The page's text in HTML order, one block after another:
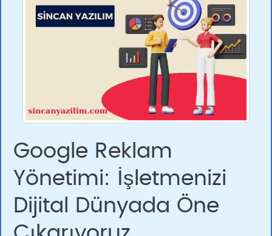
Google Reklam
Yönetimi: İşletmenizi
Dijital Dünyada Öne